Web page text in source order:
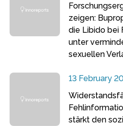
zeigen:
die Libido bei
unter
sexuellen
13 February
stärkt den